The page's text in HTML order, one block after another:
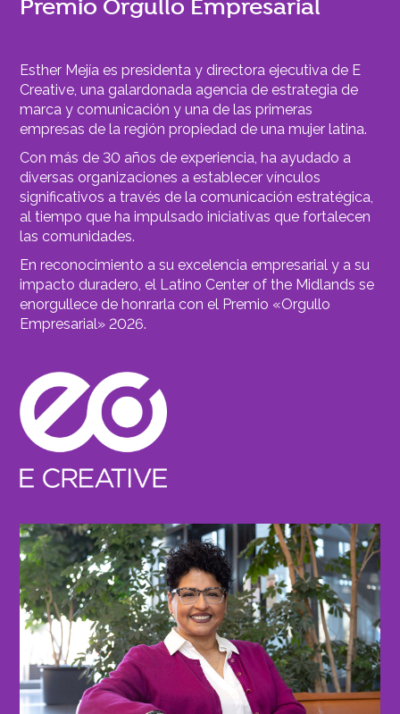
Premio Orgullo Empresarial
Esther Mejía es presidenta y directora ejecutiva de E
Creative, una galardonada agencia de estrategia de
marca y comunicación y una de las primeras
empresas de la región propiedad de una mujer latina.
Con más de 30 años de experiencia, ha ayudado a
diversas organizaciones a establecer vínculos
significativos a través de la comunicación estratégica,
al tiempo que ha impulsado iniciativas que fortalecen
las comunidades.
En reconocimiento a su excelencia empresarial y a su
impacto duradero, el Latino Center of the Midlands se
enorgullece de honrarla con el Premio «Orgullo
Empresarial» 2026.